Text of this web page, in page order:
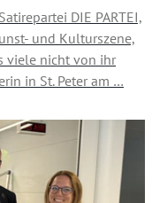
DIE PARTEI,
und Kulturszene,
viele nicht von ihr
in St. Peter am …